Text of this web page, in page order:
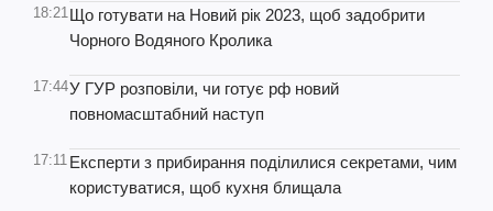
18:21Що готувати на Новий рік 2023, щоб задобрити
Чорного Водяного Кролика
17:44У ГУР розповіли, чи готує рф новий
повномасштабний наступ
17:11 Експерти з прибирання поділилися секретами, чим
користуватися, щоб кухня блищала